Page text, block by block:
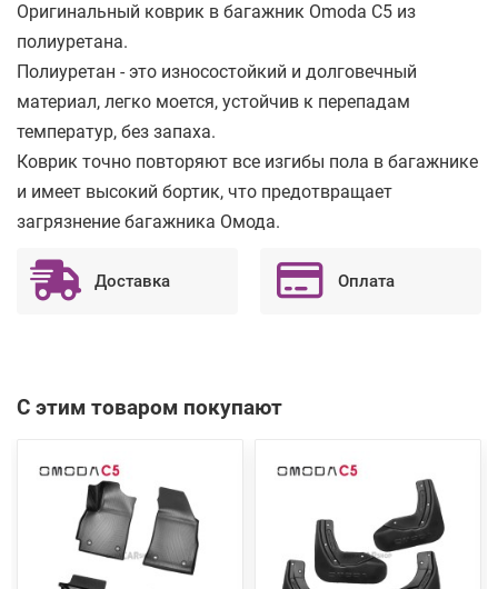
Оригинальный коврик в багажник Omoda C5 из
полиуретана.
Полиуретан - это износостойкий и долговечный
материал, легко моется, устойчив к перепадам
температур, без запаха.
Коврик точно повторяют все изгибы пола в багажнике
и имеет высокий бортик, что предотвращает
загрязнение багажника Омода.
Доставка Оплата
С этим товаром покупают